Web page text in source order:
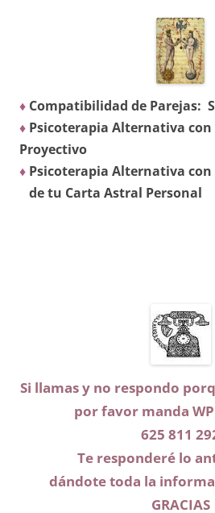
♦ Compatibilidad de Parejas:
♦ Psicoterapia Alternativa
Proyectivo
♦ Psicoterapia Alternativa
de tu Carta Astral Personal
Si llamas y no respondo
por favor manda WP
625 811
Te responderé lo
dándote toda la
GRACIAS